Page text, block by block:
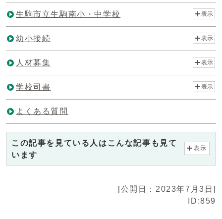
生駒市立生駒南小・中学校 表示
幼小接続 表示
人材募集 表示
学校司書 表示
よくある質問
この記事を見ている人はこんな記事も見て
います
表示
[公開日：2023年7月3日]
ID:859